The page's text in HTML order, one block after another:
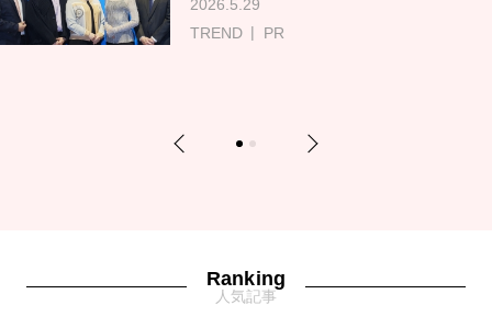
2026.5.29
TREND
PR
Previous 1 2 Next
Ranking
人気記事